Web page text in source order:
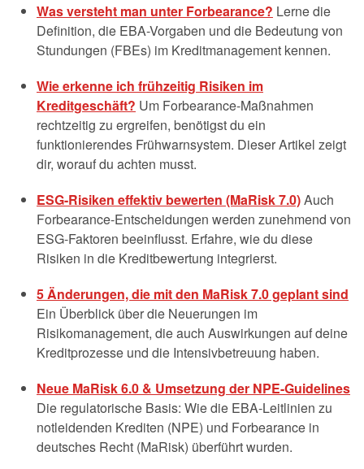
Was versteht man unter Forbearance? Lerne die
Definition, die EBA-Vorgaben und die Bedeutung von
Stundungen (FBEs) im Kreditmanagement kennen.
Wie erkenne ich frühzeitig Risiken im
Kreditgeschäft? Um Forbearance-Maßnahmen
rechtzeitig zu ergreifen, benötigst du ein
funktionierendes Frühwarnsystem. Dieser Artikel zeigt
dir, worauf du achten musst.
ESG-Risiken effektiv bewerten (MaRisk 7.0)Auch
Forbearance-Entscheidungen werden zunehmend von
ESG-Faktoren beeinflusst. Erfahre, wie du diese
Risiken in die Kreditbewertung integrierst.
5 Änderungen, die mit den MaRisk 7.0 geplant sind
Ein Überblick über die Neuerungen im
Risikomanagement, die auch Auswirkungen auf deine
Kreditprozesse und die Intensivbetreuung haben.
Neue MaRisk 6.0 & Umsetzung der NPE-Guidelines
Die regulatorische Basis: Wie die EBA-Leitlinien zu
notleidenden Krediten (NPE) und Forbearance in
deutsches Recht (MaRisk) überführt wurden.